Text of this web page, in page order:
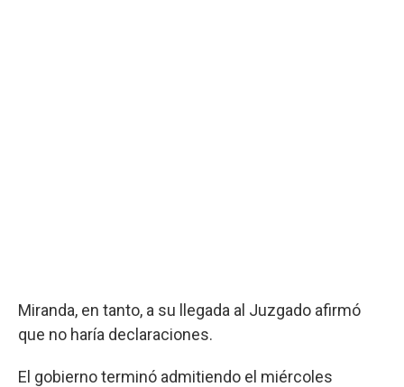
Miranda, en tanto, a su llegada al Juzgado afirmó
que no haría declaraciones.
El gobierno terminó admitiendo el miércoles